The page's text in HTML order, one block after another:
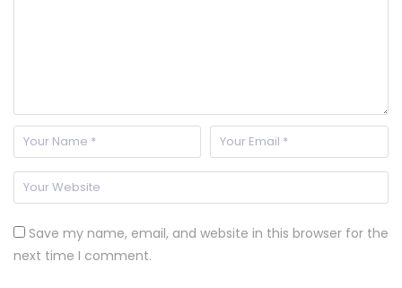
Save my name, email, and website in this browser for the
next time I comment.